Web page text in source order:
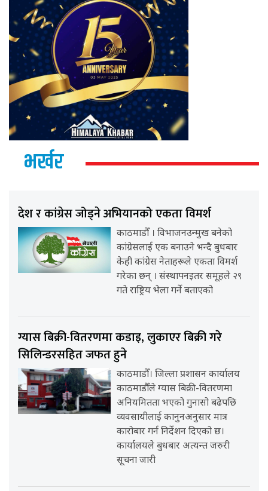
भर्खर
देश र कांग्रेस जोड्ने अभियानको एकता विमर्श
काठमाडौँ । विभाजनउन्मुख बनेको
कांग्रेसलाई एक बनाउने भन्दै बुधबार
केही कांग्रेस नेताहरूले एकता विमर्श
गरेका छन् । संस्थापनइतर समूहले २९
गते राष्ट्रिय भेला गर्ने बताएको
ग्यास बिक्री-वितरणमा कडाइ, लुकाएर बिक्री गरे
सिलिन्डरसहित जफत हुने
काठमाडौँ। जिल्ला प्रशासन कार्यालय
काठमाडौँले ग्यास बिक्री-वितरणमा
अनियमितता भएको गुनासो बढेपछि
व्यवसायीलाई कानुनअनुसार मात्र
कारोबार गर्न निर्देशन दिएको छ।
कार्यालयले बुधबार अत्यन्त जरुरी
सूचना जारी